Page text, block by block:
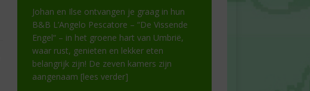
Johan en Ilse ontvangen je graag in hun
B&B L’Angelo Pescatore – “De Vissende
Engel“ – in het groene hart van Umbrië,
waar rust, genieten en lekker eten
belangrijk zijn! De zeven kamers zijn
aangenaam [lees verder]